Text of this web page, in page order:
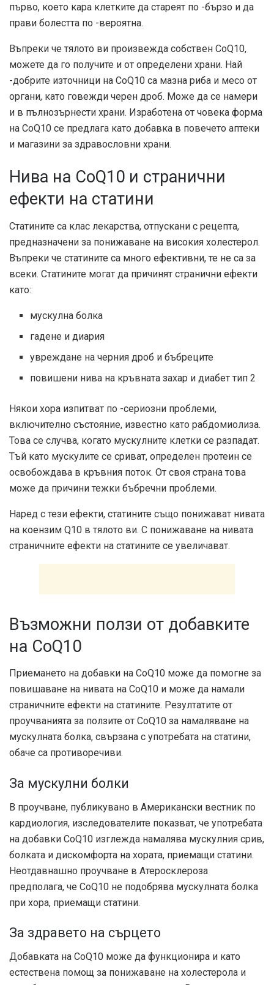
първо, което кара клетките да стареят по -бързо и да
прави болестта по -вероятна.
Въпреки че тялото ви произвежда собствен CoQ10,
можете да го получите и от определени храни. Най
-добрите източници на CoQ10 са мазна риба и месо от
органи, като говежди черен дроб. Може да се намери
и в пълнозърнести храни. Изработена от човека форма
на CoQ10 се предлага като добавка в повечето аптеки
и магазини за здравословни храни.
Нива на CoQ10 и странични
ефекти на статини
Статините са клас лекарства, отпускани с рецепта,
предназначени за понижаване на високия холестерол.
Въпреки че статините са много ефективни, те не са за
всеки. Статините могат да причинят странични ефекти
като:
мускулна болка
гадене и диария
увреждане на черния дроб и бъбреците
повишени нива на кръвната захар и диабет тип 2
Някои хора изпитват по -сериозни проблеми,
включително състояние, известно като рабдомиолиза.
Това се случва, когато мускулните клетки се разпадат.
Тъй като мускулите се сриват, определен протеин се
освобождава в кръвния поток. От своя страна това
може да причини тежки бъбречни проблеми.
Наред с тези ефекти, статините също понижават нивата
на коензим Q10 в тялото ви. С понижаване на нивата
страничните ефекти на статините се увеличават.
Възможни ползи от добавките
на CoQ10
Приемането на добавки на CoQ10 може да помогне за
повишаване на нивата на CoQ10 и може да намали
страничните ефекти на статините. Резултатите от
проучванията за ползите от CoQ10 за намаляване на
мускулната болка, свързана с употребата на статини,
обаче са противоречиви.
За мускулни болки
В проучване, публикувано в Американски вестник по
кардиология, изследователите показват, че употребата
на добавки CoQ10 изглежда намалява мускулния срив,
болката и дискомфорта на хората, приемащи статини.
Неотдавнашно проучване в Атеросклероза
предполага, че CoQ10 не подобрява мускулната болка
при хора, приемащи статини.
За здравето на сърцето
Добавката на CoQ10 може да функционира и като
естествена помощ за понижаване на холестерола и